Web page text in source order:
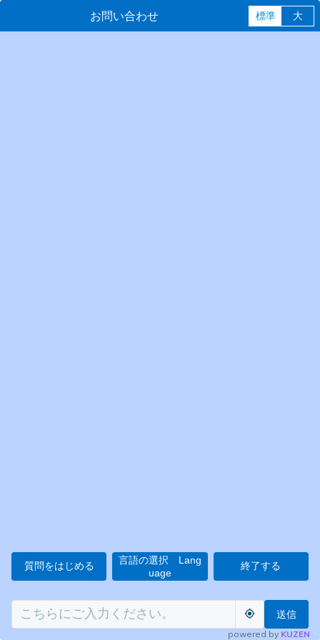
お問い合わせ 標準 大
質問をはじめる
言語の選択 Lang
uage
終了する
送信
powered by KUZEN